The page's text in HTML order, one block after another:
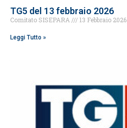
TG5 del 13 febbraio 2026
Comitato SISEPARA 13 Febbraio 2026
Leggi Tutto »